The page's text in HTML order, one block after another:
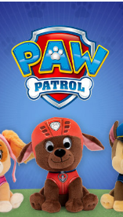
PAYCO 바로